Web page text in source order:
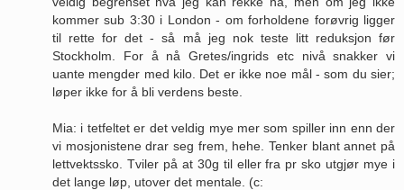
kommer sub 3:30 i London - om forholdene forøvrig ligger
til rette for det - så må jeg nok teste litt reduksjon før
Stockholm. For å nå Gretes/ingrids etc nivå snakker vi
uante mengder med kilo. Det er ikke noe mål - som du sier;
løper ikke for å bli verdens beste.
Mia: i tetfeltet er det veldig mye mer som spiller inn enn der
vi mosjonistene drar seg frem, hehe. Tenker blant annet på
lettvektssko. Tviler på at 30g til eller fra pr sko utgjør mye i
det lange løp, utover det mentale. (c: